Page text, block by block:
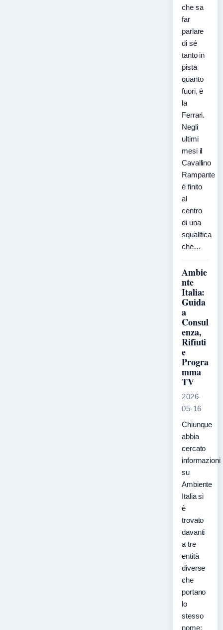
che sa
far
parlare
di sé
tanto in
pista
quanto
fuori, è
la
Ferrari.
Negli
ultimi
mesi il
Cavallino
Rampante
è finito
al
centro
di una
squalifica
che…
Ambie
nte
Italia:
Guida
a
Consul
enza,
Rifiuti
e
Progra
mma
TV
2026-
05-16
Chiunque
abbia
cercato
informazioni
su
Ambiente
Italia si
è
trovato
davanti
a tre
entità
diverse
che
portano
lo
stesso
nome: